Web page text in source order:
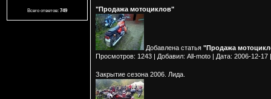
Всего ответов: 749 "Продажа мотоциклов"
Добавлена статья "Продажа
Просмотров: 1243 | Добавил: All-moto | Дата: 2006-12-17
Закрытие сезона 2006. Лида.